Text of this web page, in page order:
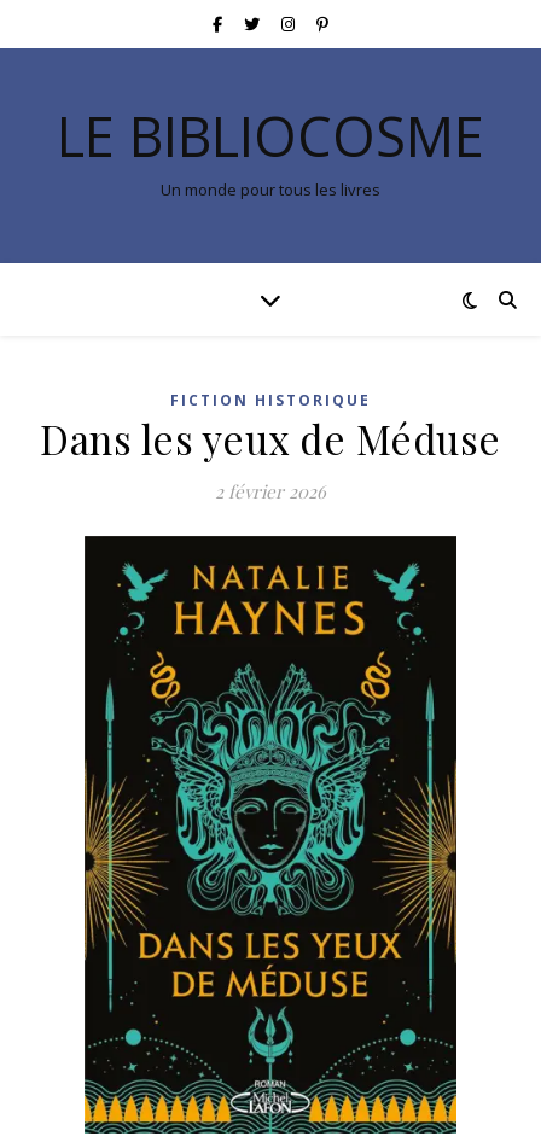
LE BIBLIOCOSME
Un monde pour tous les livres
FICTION HISTORIQUE
Dans les yeux de Méduse
2 février 2026